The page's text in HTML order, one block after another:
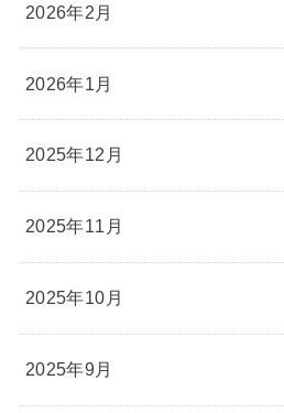
2026年2月
2026年1月
2025年12月
2025年11月
2025年10月
2025年9月